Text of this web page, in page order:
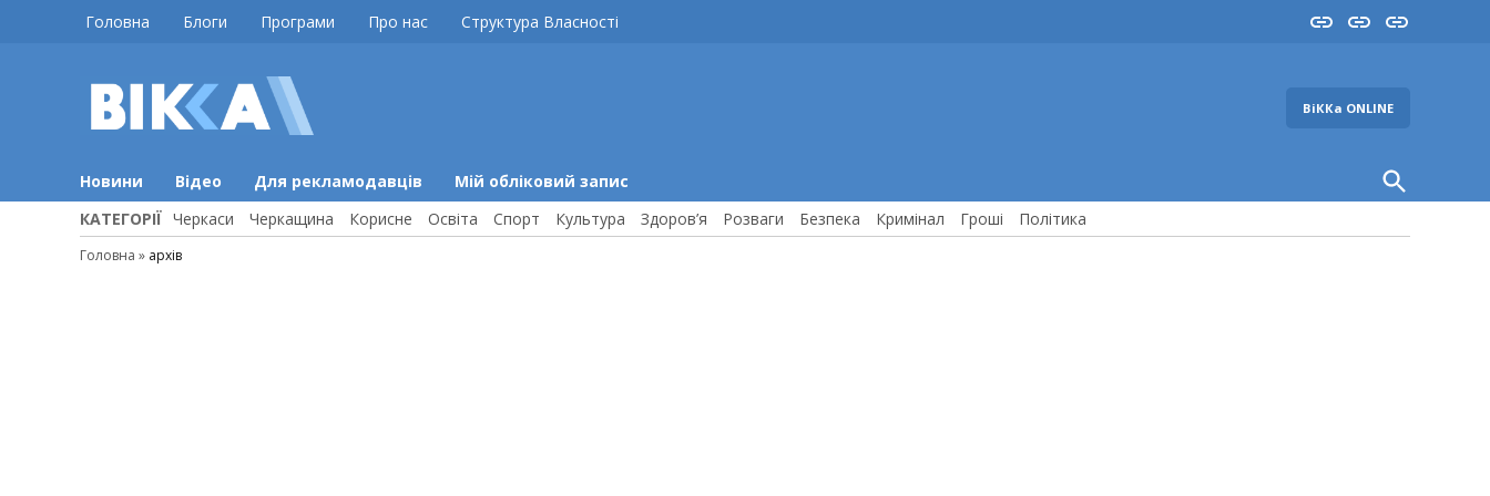
Головна Блоги Програми Про нас Структура Власності InstaYouTube
FB
ВіККа ONLINE
Новини Відео Для рекламодавців Мій обліковий запис
Open
Search
КАТЕГОРІЇ Черкаси Черкащина Корисне Освіта Спорт Культура Здоров’я Розваги Безпека Кримінал Гроші Політика
Головна » архів